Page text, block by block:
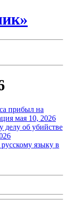
прибыл на
мая 10, 2026
делу об убийстве
языку в